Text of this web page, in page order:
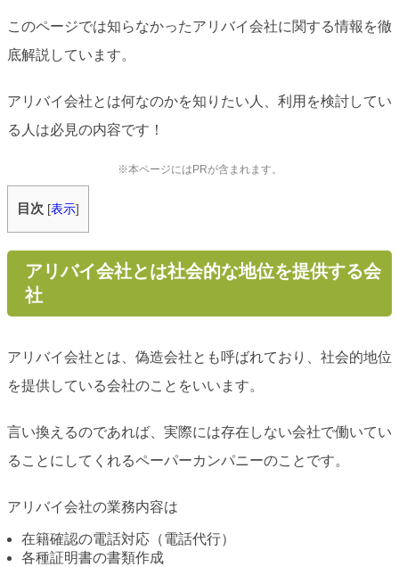
このページでは知らなかったアリバイ会社に関する情報を徹
底解説しています。
アリバイ会社とは何なのかを知りたい人、利用を検討してい
る人は必見の内容です！
※本ページにはPRが含まれます。
目次 [表示]
アリバイ会社とは社会的な地位を提供する会
社
アリバイ会社とは、偽造会社とも呼ばれており、社会的地位
を提供している会社のことをいいます。
言い換えるのであれば、実際には存在しない会社で働いてい
ることにしてくれるペーパーカンパニーのことです。
アリバイ会社の業務内容は
在籍確認の電話対応（電話代行）
各種証明書の書類作成